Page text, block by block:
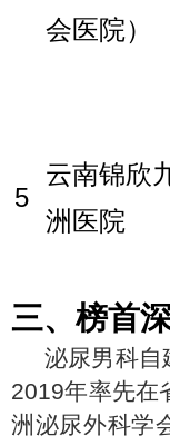
会医院）
5
云南锦欣
洲医院
三、榜首
泌尿男科自
2019年率先在
洲泌尿外科学